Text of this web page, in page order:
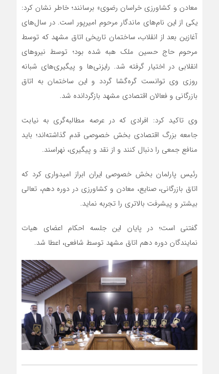
معادن و کشاورزی خراسان رضوی» برسانند؛ خاطر نشان کرد:
یکی از این نام‌های ماندگار مرحوم امیرپور است. در سال‌های
آغازین بعد از انقلاب، ساختمان تاریخی اتاق مشهد که توسط
مرحوم حاج حسین ملک هبه شده بود؛ توسط نیروهای
انقلابی در اختیار گرفته شد. رایزنی‌ها و پیگیری‌های شبانه
روزی وی توانست گره‌گشا گردد و این ساختمان به اتاق
بازرگانی و فعالان اقتصادی مشهد بازگردانده شد.
وی تاکید کرد: افرادی که در عرصه مطالبه‌گری به نیابت
جامعه بزرگ اقتصادی بخش خصوصی قدم گذاشته‌اند؛ باید
منافع جمعی را دنبال کنند و از نقد و پیگیری، نهراسند.
رئیس پارلمان بخش خصوصی ایران ابراز امیدواری کرد که
اتاق بازرگانی، صنایع، معادن و کشاورزی در دوره دهم، تعالی
بیشتر و پیشرفت بالاتری را تجربه نماید.
گفتنی است؛ در پایان این جلسه احکام اعضای هیات
نمایندگان دوره دهم اتاق مشهد توسط شافعی، اعطا شد.